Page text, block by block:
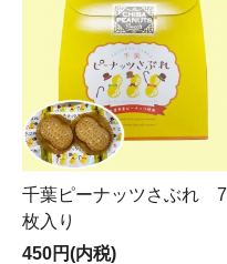
千葉ピーナッツさぶれ 7
枚入り
450円(内税)